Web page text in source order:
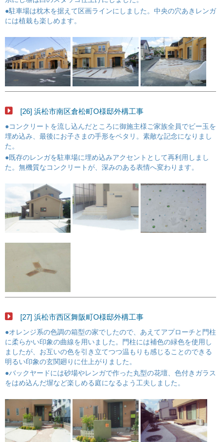
●駐車場は枕木を据えて区画ラインにしました。中央の穴あきレンガ
には植栽も楽しめます。
[26] 浜松市南区倉松町O様邸外構工事
●コンクリートを流し込んだところに御施主様ご家族全員でビー玉を
埋め込み、最後にお子さまの手形をペタリ。素敵な記念になりまし
た。
●既存のレンガを駐車場に埋め込みアクセントとして再利用しまし
た。無機質なコンクリートが、深みのある表情へ変わります。
[27] 浜松市西区舞阪町O様邸外構工事
●オレンジ系の色調の箱型の家でしたので、あえてアプローチと門柱
に柔らかい印象の曲線を用いました。門柱には補色の緑色を使用し
ましたが、お互いの色を引き立てつつ温もりも感じることのできる
明るい印象の玄関廻りに仕上がりました。
●バックヤードには砂場やレンガで作った丸型の花壇、色付きガラス
をはめ込んだ塀など楽しめる庭になるよう工夫しました。